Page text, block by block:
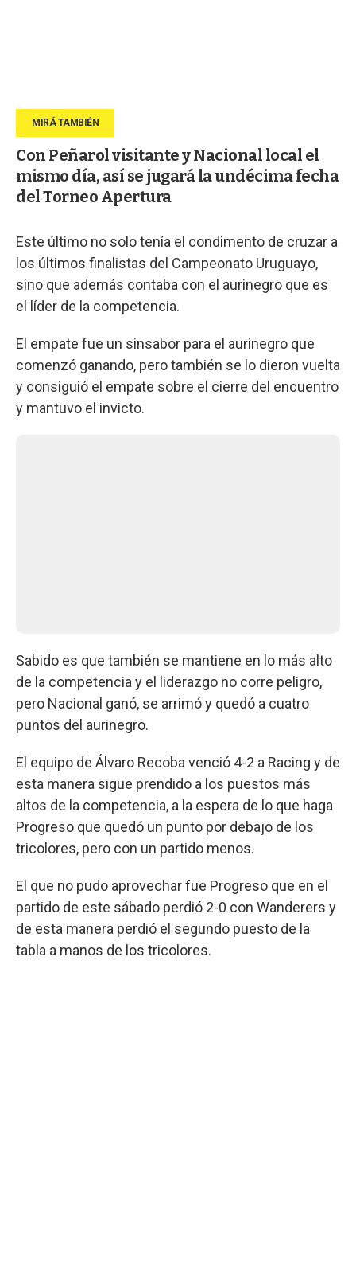
Con Peñarol visitante y Nacional local el
mismo día, así se jugará la undécima fecha
del Torneo Apertura
Este último no solo tenía el condimento de cruzar a
los últimos finalistas del Campeonato Uruguayo,
sino que además contaba con el aurinegro que es
el líder de la competencia.
El empate fue un sinsabor para el aurinegro que
comenzó ganando, pero también se lo dieron vuelta
y consiguió el empate sobre el cierre del encuentro
y mantuvo el invicto.
Sabido es que también se mantiene en lo más alto
de la competencia y el liderazgo no corre peligro,
pero Nacional ganó, se arrimó y quedó a cuatro
puntos del aurinegro.
El equipo de Álvaro Recoba venció 4-2 a Racing y de
esta manera sigue prendido a los puestos más
altos de la competencia, a la espera de lo que haga
Progreso que quedó un punto por debajo de los
tricolores, pero con un partido menos.
El que no pudo aprovechar fue Progreso que en el
partido de este sábado perdió 2-0 con Wanderers y
de esta manera perdió el segundo puesto de la
tabla a manos de los tricolores.